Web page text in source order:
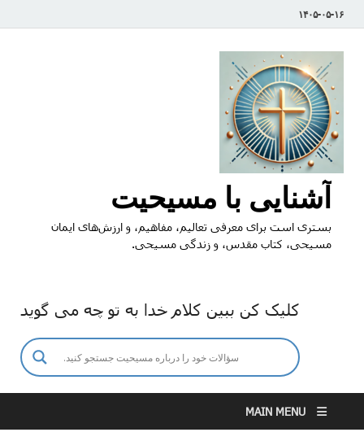
۱۴۰۵-۰۵-۱۶
آشنایی با مسیحیت
بستری است برای معرفی تعالیم، مفاهیم، و ارزش‌های ایمان
مسیحی، کتاب مقدس، و زندگی مسیحی.
کلیک کن ببین کلام خدا به تو چه می گوید
MAIN MENU